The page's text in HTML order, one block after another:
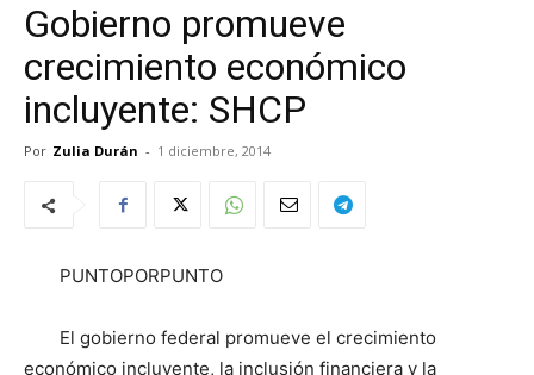
Gobierno promueve
crecimiento económico
incluyente: SHCP
Por Zulia Durán - 1 diciembre, 2014
PUNTOPORPUNTO
El gobierno federal promueve el crecimiento
económico incluyente, la inclusión financiera y la